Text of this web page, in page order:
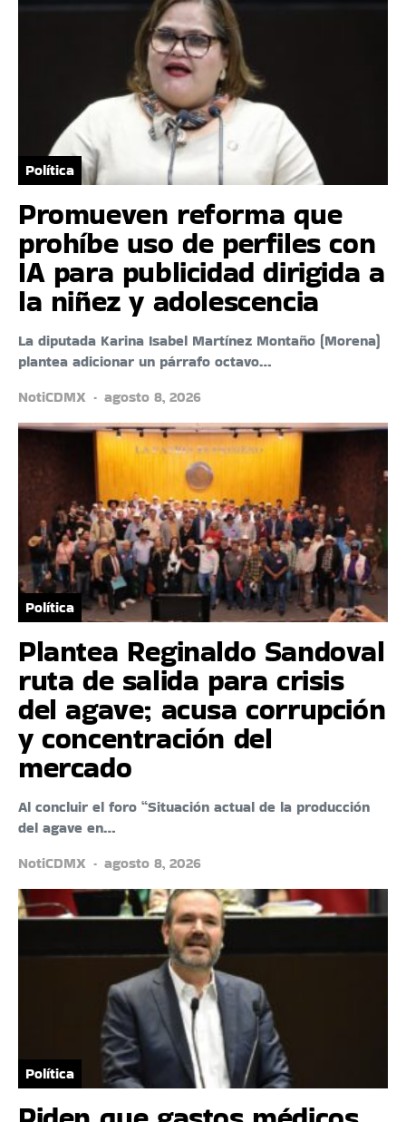
Política
Promueven reforma que
prohíbe uso de perfiles con
IA para publicidad dirigida a
la niñez y adolescencia
La diputada Karina Isabel Martínez Montaño (Morena)
plantea adicionar un párrafo octavo…
NotiCDMX
agosto 8, 2026
Política
Plantea Reginaldo Sandoval
ruta de salida para crisis
del agave; acusa corrupción
y concentración del
mercado
Al concluir el foro “Situación actual de la producción
del agave en…
NotiCDMX
agosto 8, 2026
Política